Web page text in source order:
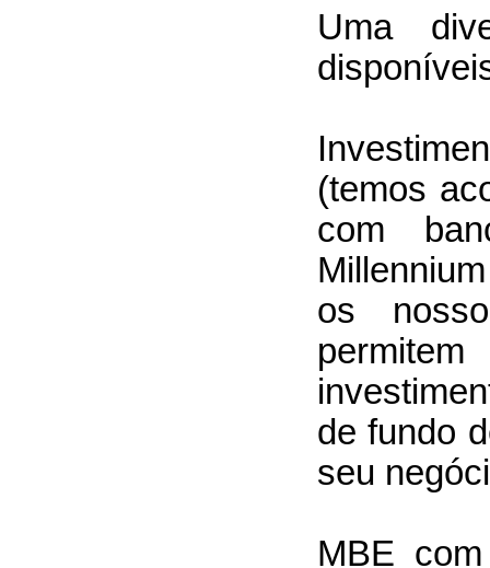
Uma
(temos
com
os
de fundo
seu
MBE